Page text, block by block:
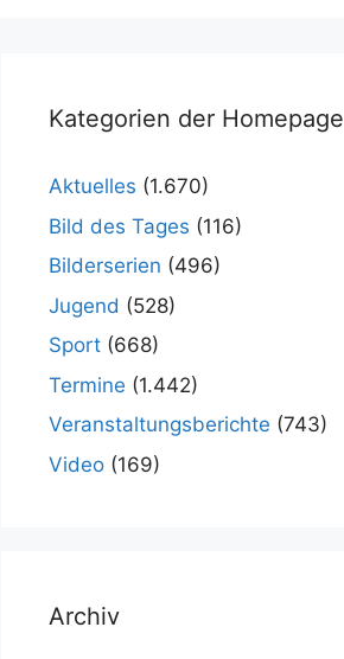
Kategorien der Homepage
Aktuelles (1.670)
Bild des Tages (116)
Bilderserien (496)
Jugend (528)
Sport (668)
Termine (1.442)
Veranstaltungsberichte (743)
Video (169)
Archiv